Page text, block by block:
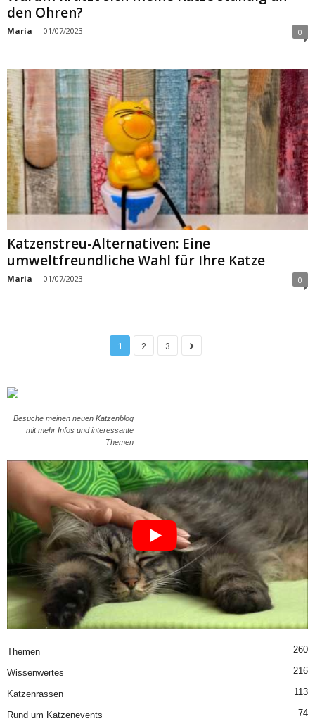
den Ohren?
Maria - 01/07/2023 0
Katzenstreu-Alternativen: Eine
umweltfreundliche Wahl für Ihre Katze
Maria - 01/07/2023 0
1 2 3
Besuche meinen neuen Katzenblog
mit mehr Infos und interessante
Themen
Themen 260
Wissenwertes 216
Katzenrassen 113
Rund um Katzenevents 74